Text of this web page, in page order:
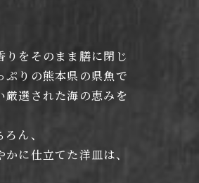
をそのまま膳に閉じ
りの熊本県の県魚で
厳選された海の恵みを
ん、
に仕立てた洋皿は、